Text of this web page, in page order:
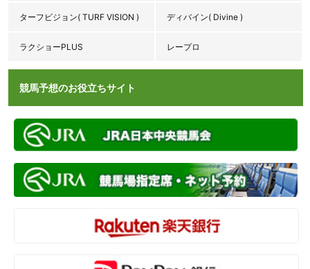
ターフビジョン( TURF VISION ) ディバイン( Divine )
ラクショーPLUS レープロ
競馬予想のお役立ちサイト